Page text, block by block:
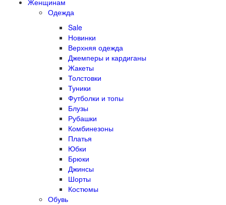
Женщинам
Одежда
Sale
Новинки
Верхняя одежда
Джемперы и кардиганы
Жакеты
Толстовки
Туники
Футболки и топы
Блузы
Рубашки
Комбинезоны
Платья
Юбки
Брюки
Джинсы
Шорты
Костюмы
Обувь